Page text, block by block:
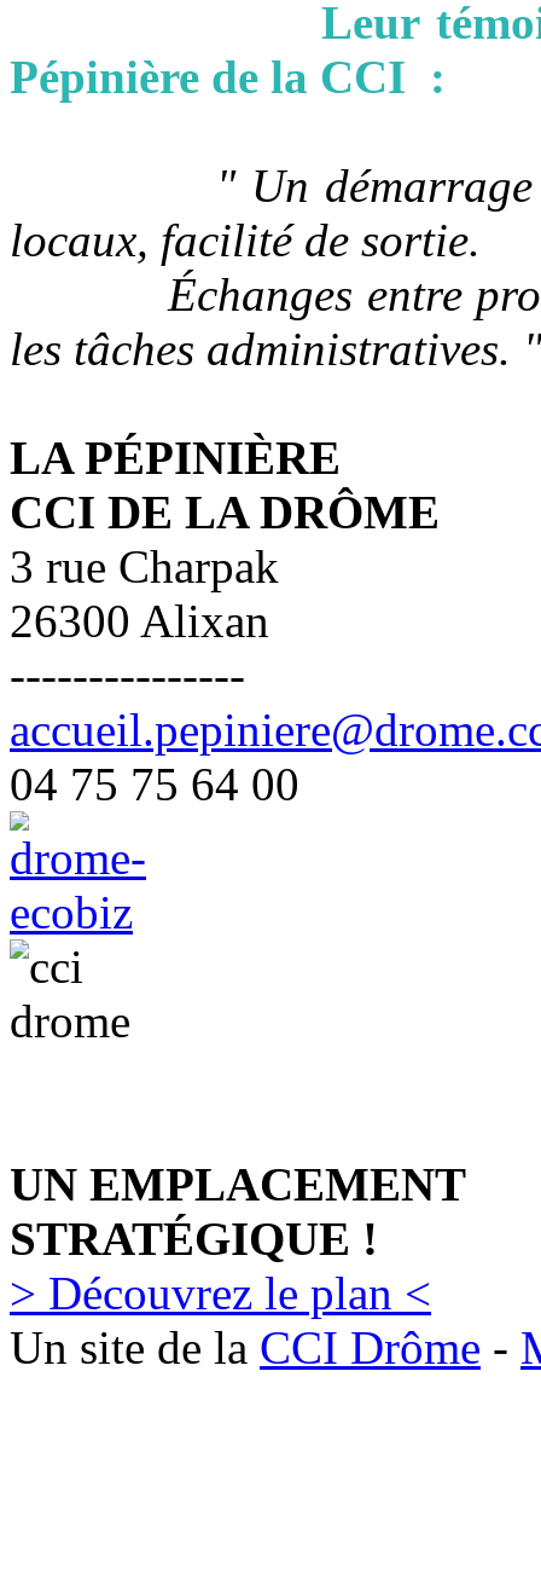
Leur
Pépinière de la CCI :
" Un démarrage
locaux, facilité de sortie.
Échanges entre
les tâches administratives. "
LA PÉPINIÈRE
CCI DE LA DRÔME
3 rue Charpak
26300 Alixan
---------------
04 75 75 64 00
UN EMPLACEMENT
STRATÉGIQUE !
> Découvrez le plan <
Un site de la CCI Drôme -